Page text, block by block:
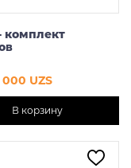
комплект
UZS
В корзину